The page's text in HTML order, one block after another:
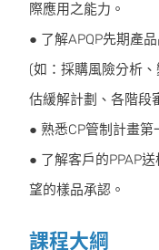
際應用之能力。
● 了解APQP先期產
(如：採購風險分析
估緩解計劃、各階段
● 熟悉CP管制計畫第
● 了解客戶的PPAP
望的樣品承認。
課程大綱